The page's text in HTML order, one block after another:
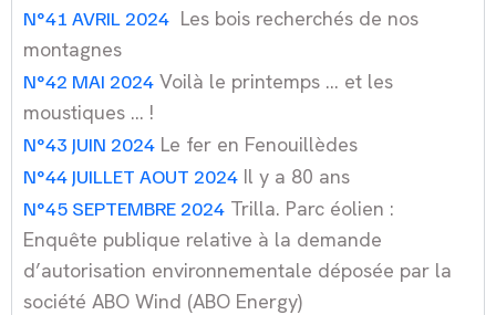
N°41 AVRIL 2024 Les bois recherchés de nos
montagnes
N°42 MAI 2024 Voilà le printemps … et les
moustiques … !
N°43 JUIN 2024 Le fer en Fenouillèdes
N°44 JUILLET AOUT 2024 Il y a 80 ans
N°45 SEPTEMBRE 2024 Trilla. Parc éolien :
Enquête publique relative à la demande
d’autorisation environnementale déposée par la
société ABO Wind (ABO Energy)